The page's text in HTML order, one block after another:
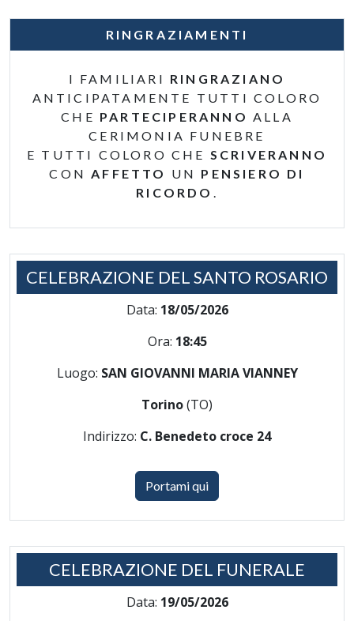
RINGRAZIAMENTI
I FAMILIARI RINGRAZIANO
ANTICIPATAMENTE TUTTI COLORO
CHE PARTECIPERANNO ALLA
CERIMONIA FUNEBRE
E TUTTI COLORO CHE SCRIVERANNO
CONAFFETTO UN PENSIERO DI
RICORDO .
CELEBRAZIONE DEL SANTO ROSARIO
Data: 18/05/2026
Ora: 18:45
Luogo: SAN GIOVANNI MARIA VIANNEY
Torino(TO)
Indirizzo: C. Benedeto croce 24
Portami qui
CELEBRAZIONE DEL FUNERALE
Data: 19/05/2026